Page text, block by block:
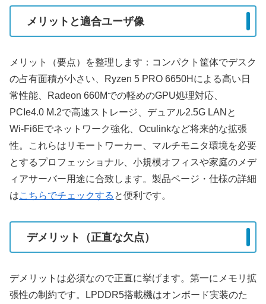
メリットと適合ユーザ像
メリット（要点）を整理します：コンパクト筐体でデスク
の占有面積が小さい、Ryzen 5 PRO 6650Hによる高い日
常性能、Radeon 660Mでの軽めのGPU処理対応、
PCIe4.0 M.2で高速ストレージ、デュアル2.5G LANと
Wi‑Fi6Eでネットワーク強化、Oculinkなど将来的な拡張
性。これらはリモートワーカー、マルチモニタ環境を必要
とするプロフェッショナル、小規模オフィスや家庭のメデ
ィアサーバー用途に合致します。製品ページ・仕様の詳細
はこちらでチェックする と便利です。
デメリット（正直な欠点）
デメリットは必須なので正直に挙げます。第一にメモリ拡
張性の制約です。LPDDR5搭載機はオンボード実装のた